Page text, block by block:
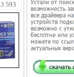
3 593